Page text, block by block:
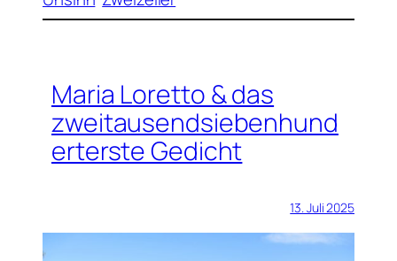
Maria Loretto & das
zweitausendsiebenhund
erterste Gedicht
13. Juli 2025